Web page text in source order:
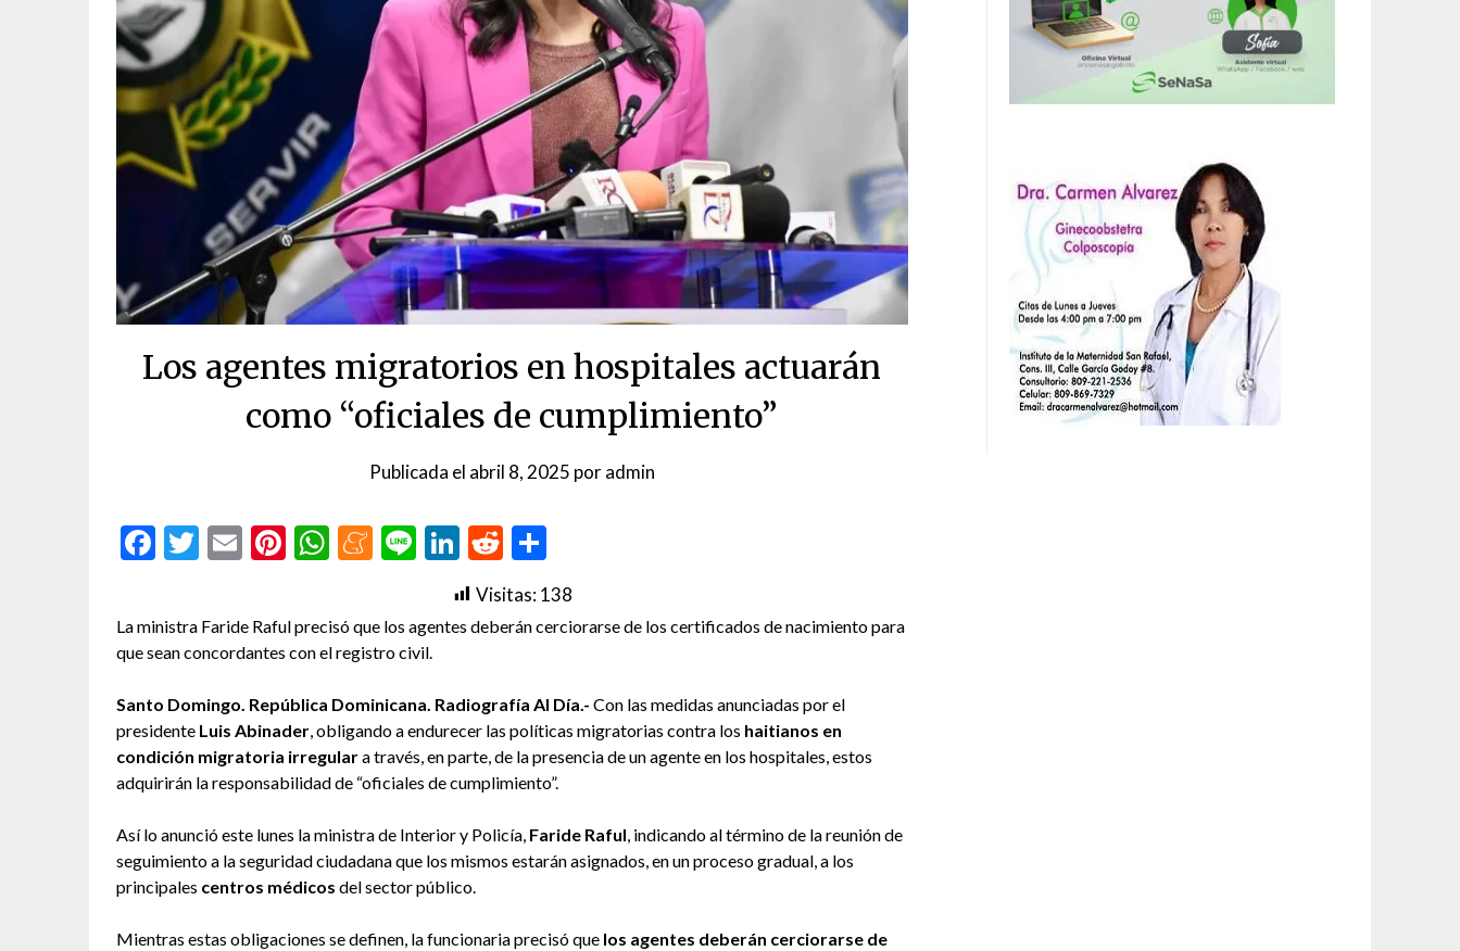
Los agentes migratorios en hospitales actuarán
como “oficiales de cumplimiento”
Publicada el abril 8, 2025 poradmin
Facebook
Twitter
EmailPinterest
WhatsApp
Meneame
LineLinkedIn
Reddit
Visitas:138
La ministra Faride Raful precisó que los agentes deberán cerciorarse de los certificados de nacimiento para
que sean concordantes con el registro civil.
Santo Domingo. República Dominicana. Radiografía Al Día.- Con las medidas anunciadas por el
presidente Luis Abinader , obligando a endurecer las políticas migratorias contra los haitianos en
condición migratoria irregulara través, en parte, de la presencia de un agente en los hospitales, estos
adquirirán la responsabilidad de “oficiales de cumplimiento”.
Así lo anunció este lunes la ministra de Interior y Policía, Faride Raful , indicando al término de la reunión de
seguimiento a la seguridad ciudadana que los mismos estarán asignados, en un proceso gradual, a los
principales centros médicos del sector público.
Mientras estas obligaciones se definen, la funcionaria precisó que los agentes deberán cerciorarse de